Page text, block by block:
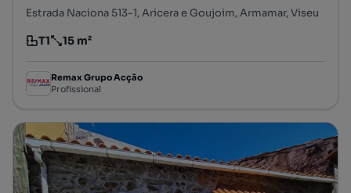
Estrada Naciona 513-1, Aricera e Goujoim, Armamar, Viseu
Tipologia
T1
Preço por metro quadrado
15 m²
Remax Grupo Acção
Profissional